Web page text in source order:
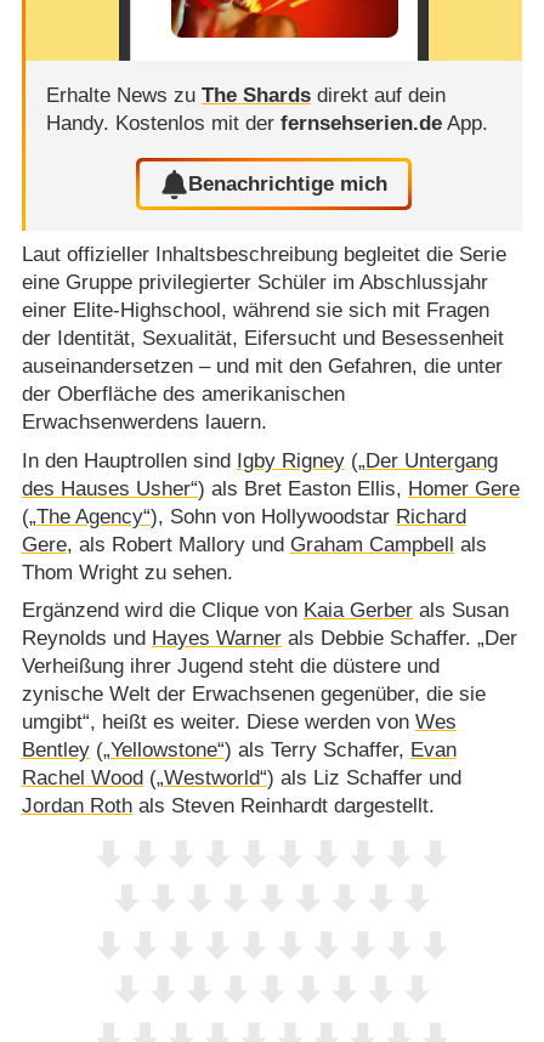
Erhalte News zu The Shardsdirekt auf dein
Handy. Kostenlos mit der fernsehserien.deApp.
Benachrichtige mich
Laut offizieller Inhaltsbeschreibung begleitet die Serie
eine Gruppe privilegierter Schüler im Abschlussjahr
einer Elite-Highschool, während sie sich mit Fragen
der Identität, Sexualität, Eifersucht und Besessenheit
auseinandersetzen – und mit den Gefahren, die unter
der Oberfläche des amerikanischen
Erwachsenwerdens lauern.
In den Hauptrollen sind Igby Rigney(„Der Untergang
des Hauses Usher“) als Bret Easton Ellis, Homer Gere
(„The Agency“), Sohn von Hollywoodstar Richard
Gere, als Robert Mallory und Graham Campbell als
Thom Wright zu sehen.
Ergänzend wird die Clique von Kaia Gerberals Susan
Reynolds und Hayes Warnerals Debbie Schaffer. „Der
Verheißung ihrer Jugend steht die düstere und
zynische Welt der Erwachsenen gegenüber, die sie
umgibt“, heißt es weiter. Diese werden von Wes
Bentley(„Yellowstone“) als Terry Schaffer, Evan
Rachel Wood („Westworld“) als Liz Schaffer und
Jordan Rothals Steven Reinhardt dargestellt.